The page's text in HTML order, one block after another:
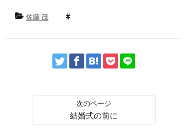
佐藤 茂
結婚式の前に